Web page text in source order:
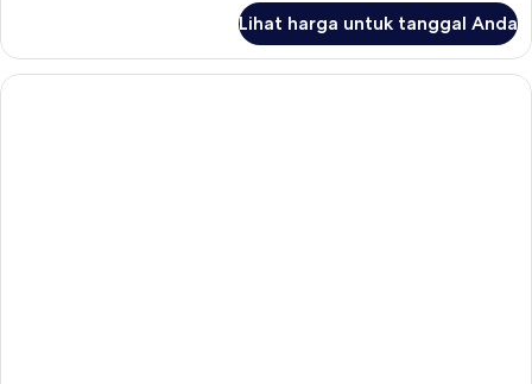
Kamar
Junior,
kolam
Lihat harga untuk tanggal Anda